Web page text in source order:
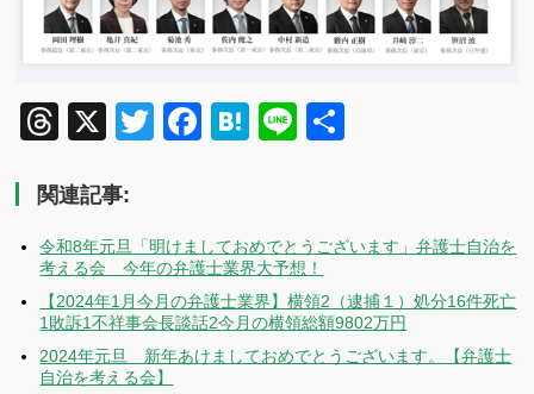
Threads
X Twitter
Facebook
Hatena
Line
関連記事:
令和8年元旦「明けましておめでとうございます」弁護士自治を
考える会 今年の弁護士業界大予想！
【2024年1月今月の弁護士業界】横領2（逮捕１）処分16件死亡
1敗訴1不祥事会長談話2今月の横領総額9802万円
2024年元旦 新年あけましておめでとうございます。【弁護士
自治を考える会】